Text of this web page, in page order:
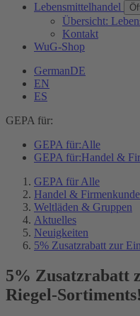
Lebensmittelhandel
Übersicht:
Kontakt
WuG-Shop
GermanDE
EN
ES
GEPA für:
GEPA für:Alle
GEPA für:Handel &
GEPA für Alle
Handel &
Weltläden & Gruppen
Aktuelles
Neuigkeiten
5% Zusatzrabatt zur
5% Zusatzrabatt
Riegel-Sortiments!